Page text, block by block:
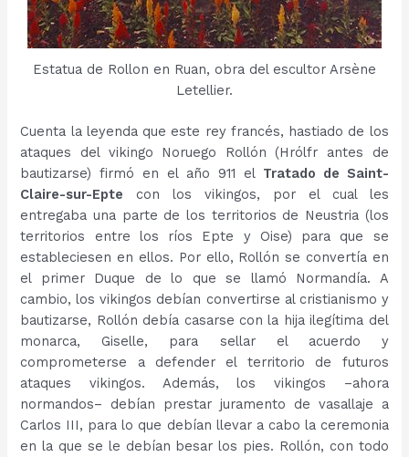
Estatua de Rollon en Ruan, obra del escultor Arsène
Letellier.
Cuenta la leyenda que este rey francés, hastiado de los
ataques del vikingo Noruego Rollón (Hrólfr antes de
bautizarse) firmó en el año 911 el Tratado de Saint-
Claire-sur-Epte con los vikingos, por el cual les
entregaba una parte de los territorios de Neustria (los
territorios entre los ríos Epte y Oise) para que se
estableciesen en ellos. Por ello, Rollón se convertía en
el primer Duque de lo que se llamó Normandía. A
cambio, los vikingos debían convertirse al cristianismo y
bautizarse, Rollón debía casarse con la hija ilegítima del
monarca, Giselle, para sellar el acuerdo y
comprometerse a defender el territorio de futuros
ataques vikingos. Además, los vikingos –ahora
normandos– debían prestar juramento de vasallaje a
Carlos III, para lo que debían llevar a cabo la ceremonia
en la que se le debían besar los pies. Rollón, con todo